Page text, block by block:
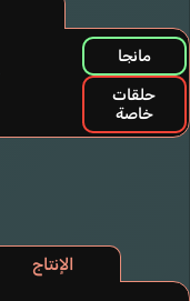
الإنتاج
مانجا
حلقات
خاصة